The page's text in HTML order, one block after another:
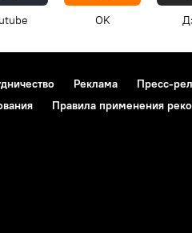
OK
Реклама Пресс-
Правила применения